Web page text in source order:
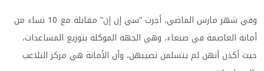
وفي شهر مارس الماضي، أجرت “سي إن إن” مقابلة مع 10 نساء من
أمانة العاصمة في صنعاء، وهي الجهة الموكلة بتوزيع المساعدات،
حيث أكدن أنهن لم يتسلمن نصيبهن، وأن الأمانة هي مركز التلاعب